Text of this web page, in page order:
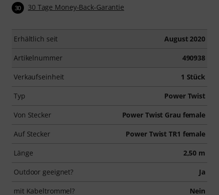
30 30 Tage Money-Back-Garantie
Erhältlich seit August 2020
Artikelnummer 490938
Verkaufseinheit 1 Stück
Typ Power Twist
Von Stecker Power Twist Grau female
Auf Stecker Power Twist TR1 female
Länge 2,50 m
Outdoor geeignet? Ja
mit Kabeltrommel? Nein